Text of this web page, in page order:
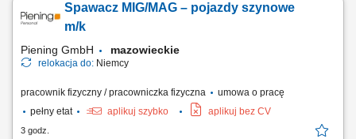
konkurencyjne wynagrodzenie, bezpieczne zakwaterowanie oraz
wsparcie na każdym etapie pracy. Nawet jeśli nie masz dużego
Spawacz MIG/MAG – pojazdy szynowe
m/k
Piening GmbH mazowieckie
relokacja do: Niemcy
pracownik fizyczny / pracowniczka fizyczna
umowa o pracę
pełny etat
aplikuj szybko aplikuj bez CV
3 godz.